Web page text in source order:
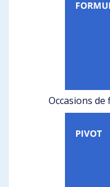
Occasions de